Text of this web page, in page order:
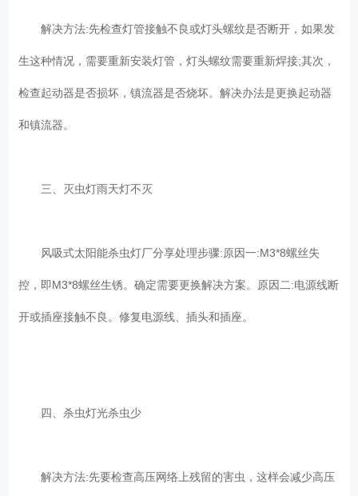
解决方法:先检查灯管接触不良或灯头螺纹是否断开，如果发
生这种情况，需要重新安装灯管，灯头螺纹需要重新焊接;其次，
检查起动器是否损坏，镇流器是否烧坏。解决办法是更换起动器
和镇流器。
三、灭虫灯雨天灯不灭
风吸式太阳能杀虫灯厂分享处理步骤:原因一:M3*8螺丝失
控，即M3*8螺丝生锈。确定需要更换解决方案。原因二:电源线断
开或插座接触不良。修复电源线、插头和插座。
四、杀虫灯光杀虫少
解决方法:先要检查高压网络上残留的害虫，这样会减少高压